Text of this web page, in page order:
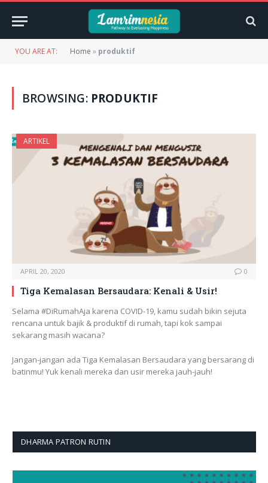
YOU ARE AT: Home » produktif
BROWSING: PRODUKTIF
ARTIKEL
APRIL 20, 2020 0
Tiga Kemalasan Bersaudara: Kenali & Usir!
Selama #DiRumahAja karena COVID-19, kamu sudah bikin sejuta
rencana untuk bajik & produktif di rumah, tapi kok sampai
sekarang masih wacana?
Jangan-jangan ada Tiga Kemalasan Bersaudara yang bersarang di
batinmu! Yuk kenali mereka dan usir mereka jauh-jauh!
DHARMA PATRON RUTIN